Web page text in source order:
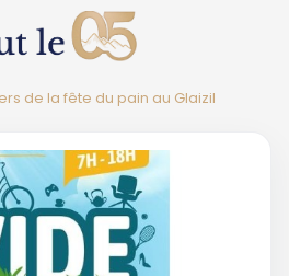
de la fête du pain au Glaizil